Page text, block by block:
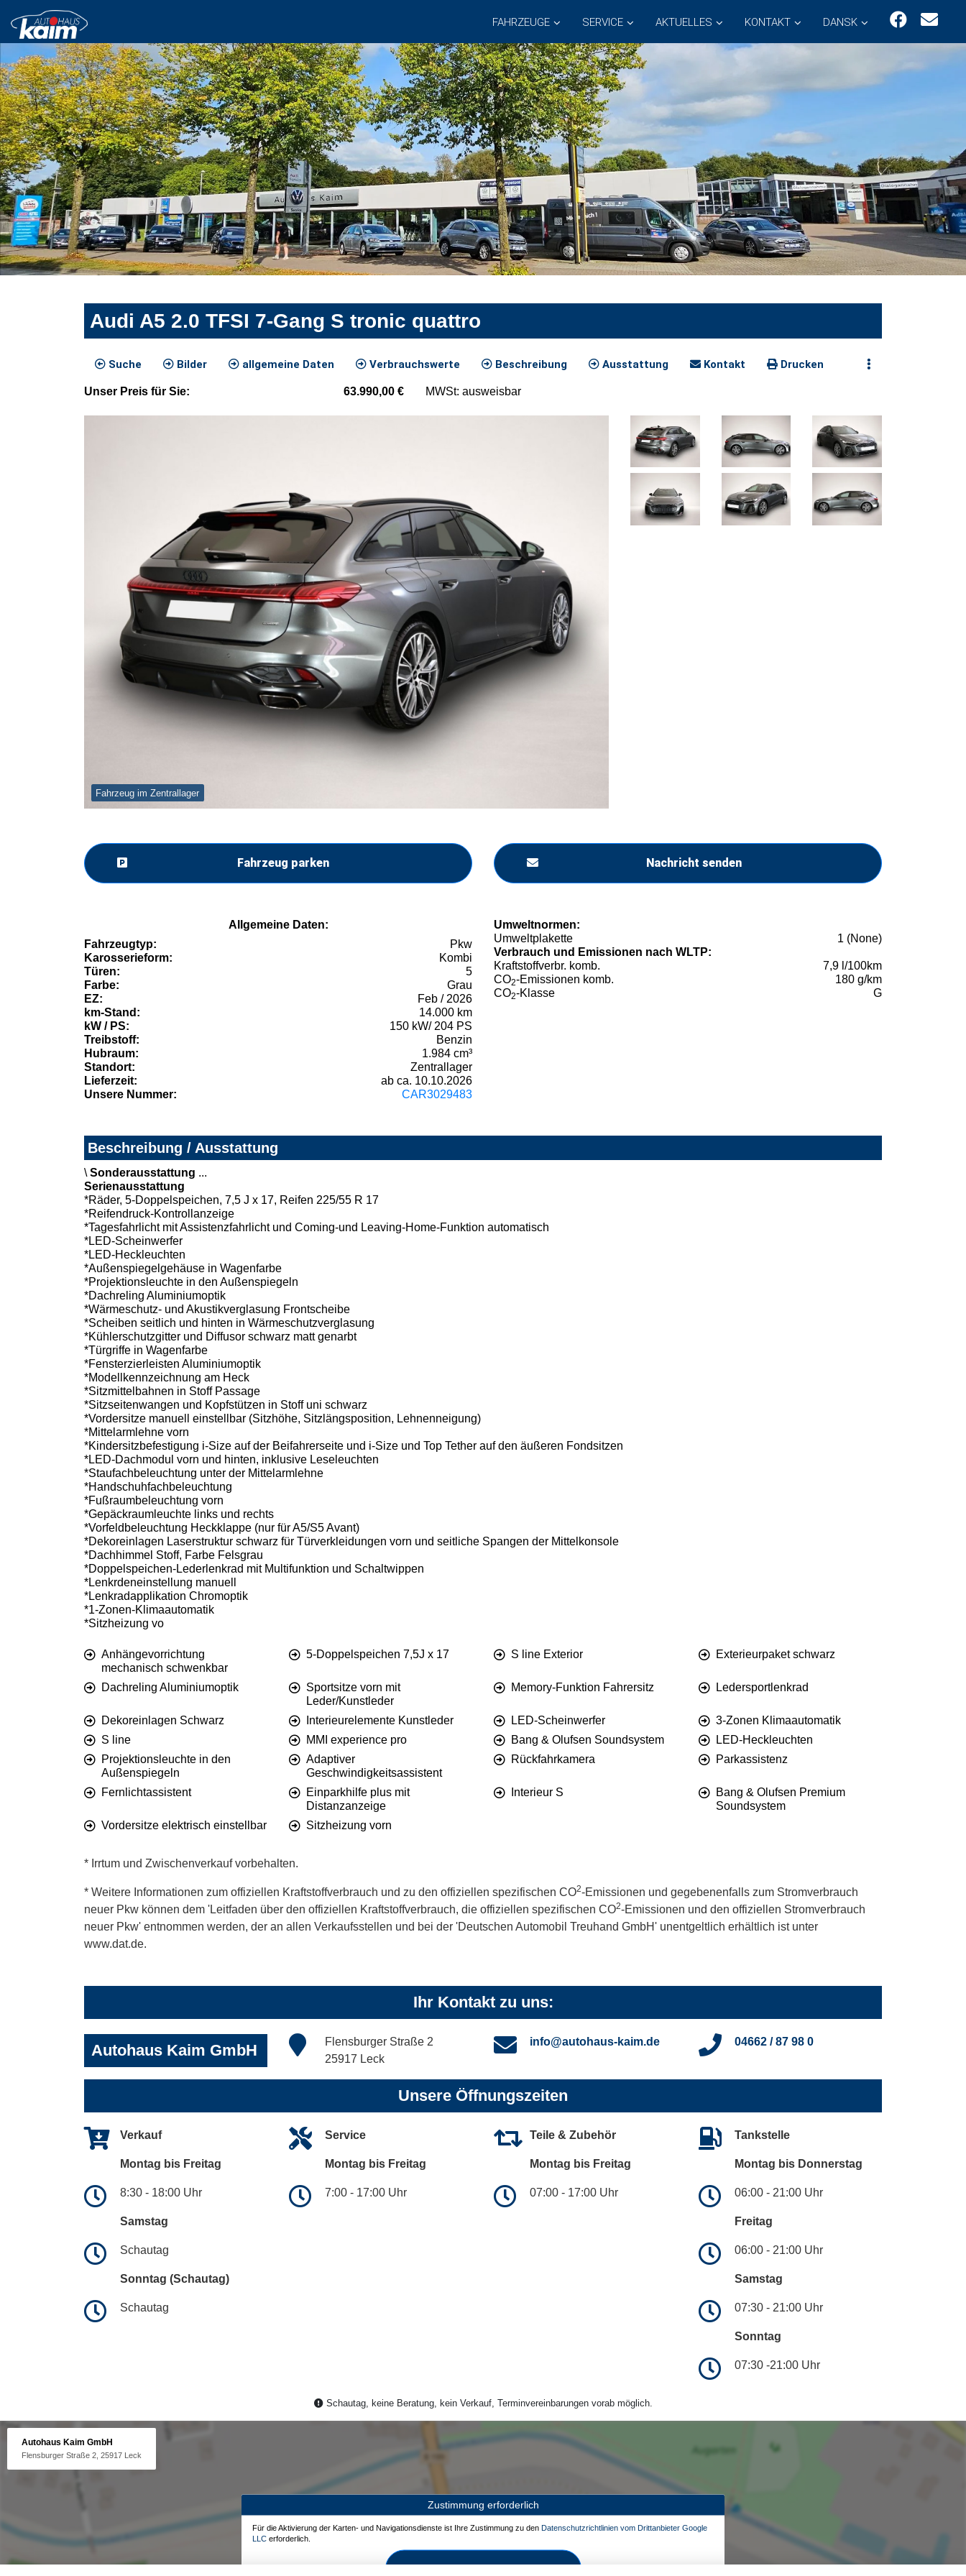
FAHRZEUGE SERVICE AKTUELLES KONTAKT DANSK
Audi A5 2.0 TFSI 7-Gang S tronic quattro
Suche Bilder allgemeine Daten Verbrauchswerte Beschreibung Ausstattung Kontakt Drucken
Unser Preis für Sie: 63.990,00 € MWSt: ausweisbar
Fahrzeug im Zentrallager
Fahrzeug parken Nachricht senden
Allgemeine Daten:
Fahrzeugtyp:
Pkw
Karosserieform:
Kombi
Türen:
5
Farbe:
Grau
EZ:
Feb / 2026
km-Stand:
14.000 km
kW / PS:
150 kW/ 204 PS
Treibstoff:
Benzin
Hubraum:
1.984 cm³
Standort:
Zentrallager
Lieferzeit:
ab ca. 10.10.2026
Unsere Nummer:
CAR3029483
Umweltnormen:
Umweltplakette
1 (None)
Verbrauch und Emissionen nach WLTP:
Kraftstoffverbr. komb.
7,9 l/100km
CO2-Emissionen komb.
180 g/km
CO2-Klasse G
Beschreibung / Ausstattung
\ Sonderausstattung ...
Serienausstattung
*Räder, 5-Doppelspeichen, 7,5 J x 17, Reifen 225/55 R 17
*Reifendruck-Kontrollanzeige
*Tagesfahrlicht mit Assistenzfahrlicht und Coming-und Leaving-Home-Funktion automatisch
*LED-Scheinwerfer
*LED-Heckleuchten
*Außenspiegelgehäuse in Wagenfarbe
*Projektionsleuchte in den Außenspiegeln
*Dachreling Aluminiumoptik
*Wärmeschutz- und Akustikverglasung Frontscheibe
*Scheiben seitlich und hinten in Wärmeschutzverglasung
*Kühlerschutzgitter und Diffusor schwarz matt genarbt
*Türgriffe in Wagenfarbe
*Fensterzierleisten Aluminiumoptik
*Modellkennzeichnung am Heck
*Sitzmittelbahnen in Stoff Passage
*Sitzseitenwangen und Kopfstützen in Stoff uni schwarz
*Vordersitze manuell einstellbar (Sitzhöhe, Sitzlängsposition, Lehnenneigung)
*Mittelarmlehne vorn
*Kindersitzbefestigung i-Size auf der Beifahrerseite und i-Size und Top Tether auf den äußeren Fondsitzen
*LED-Dachmodul vorn und hinten, inklusive Leseleuchten
*Staufachbeleuchtung unter der Mittelarmlehne
*Handschuhfachbeleuchtung
*Fußraumbeleuchtung vorn
*Gepäckraumleuchte links und rechts
*Vorfeldbeleuchtung Heckklappe (nur für A5/S5 Avant)
*Dekoreinlagen Laserstruktur schwarz für Türverkleidungen vorn und seitliche Spangen der Mittelkonsole
*Dachhimmel Stoff, Farbe Felsgrau
*Doppelspeichen-Lederlenkrad mit Multifunktion und Schaltwippen
*Lenkrdeneinstellung manuell
*Lenkradapplikation Chromoptik
*1-Zonen-Klimaautomatik
*Sitzheizung vo
Anhängevorrichtung
mechanisch schwenkbar
5-Doppelspeichen 7,5J x 17 S line Exterior Exterieurpaket schwarz
Dachreling Aluminiumoptik
Sportsitze vorn mit
Leder/Kunstleder
Memory-Funktion Fahrersitz Ledersportlenkrad
Dekoreinlagen Schwarz Interieurelemente Kunstleder LED-Scheinwerfer
3-Zonen Klimaautomatik
S line
MMI experience pro Bang & Olufsen Soundsystem
LED-Heckleuchten
Projektionsleuchte in den
Außenspiegeln
Adaptiver
Geschwindigkeitsassistent
Rückfahrkamera Parkassistenz
Fernlichtassistent
Einparkhilfe plus mit
Distanzanzeige
Interieur S
Bang & Olufsen Premium
Soundsystem
Vordersitze elektrisch einstellbar
Sitzheizung vorn
* Irrtum und Zwischenverkauf vorbehalten.
* Weitere Informationen zum offiziellen Kraftstoffverbrauch und zu den offiziellen spezifischen CO2-Emissionen und gegebenenfalls zum Stromverbrauch
neuer Pkw können dem 'Leitfaden über den offiziellen Kraftstoffverbrauch, die offiziellen spezifischen CO2-Emissionen und den offiziellen Stromverbrauch
neuer Pkw' entnommen werden, der an allen Verkaufsstellen und bei der 'Deutschen Automobil Treuhand GmbH' unentgeltlich erhältlich ist unter
www.dat.de.
Ihr Kontakt zu uns:
Autohaus Kaim GmbH
Flensburger Straße 2
25917 Leck
info@autohaus-kaim.de 04662 / 87 98 0
Unsere Öffnungszeiten
Verkauf
Montag bis Freitag
8:30 - 18:00 Uhr
Samstag
Schautag
Sonntag (Schautag)
Schautag
Service
Montag bis Freitag
7:00 - 17:00 Uhr
Teile & Zubehör
Montag bis Freitag
07:00 - 17:00 Uhr
Tankstelle
Montag bis Donnerstag
06:00 - 21:00 Uhr
Freitag
06:00 - 21:00 Uhr
Samstag
07:30 - 21:00 Uhr
Sonntag
07:30 -21:00 Uhr
Schautag, keine Beratung, kein Verkauf, Terminvereinbarungen vorab möglich.
Autohaus Kaim GmbH
Flensburger Straße 2, 25917 Leck
Zustimmung erforderlich
Für die Aktivierung der Karten- und Navigationsdienste ist Ihre Zustimmung zu den Datenschutzrichtlinien vom Drittanbieter Google
LLC erforderlich.
Zustimmen und aktivieren